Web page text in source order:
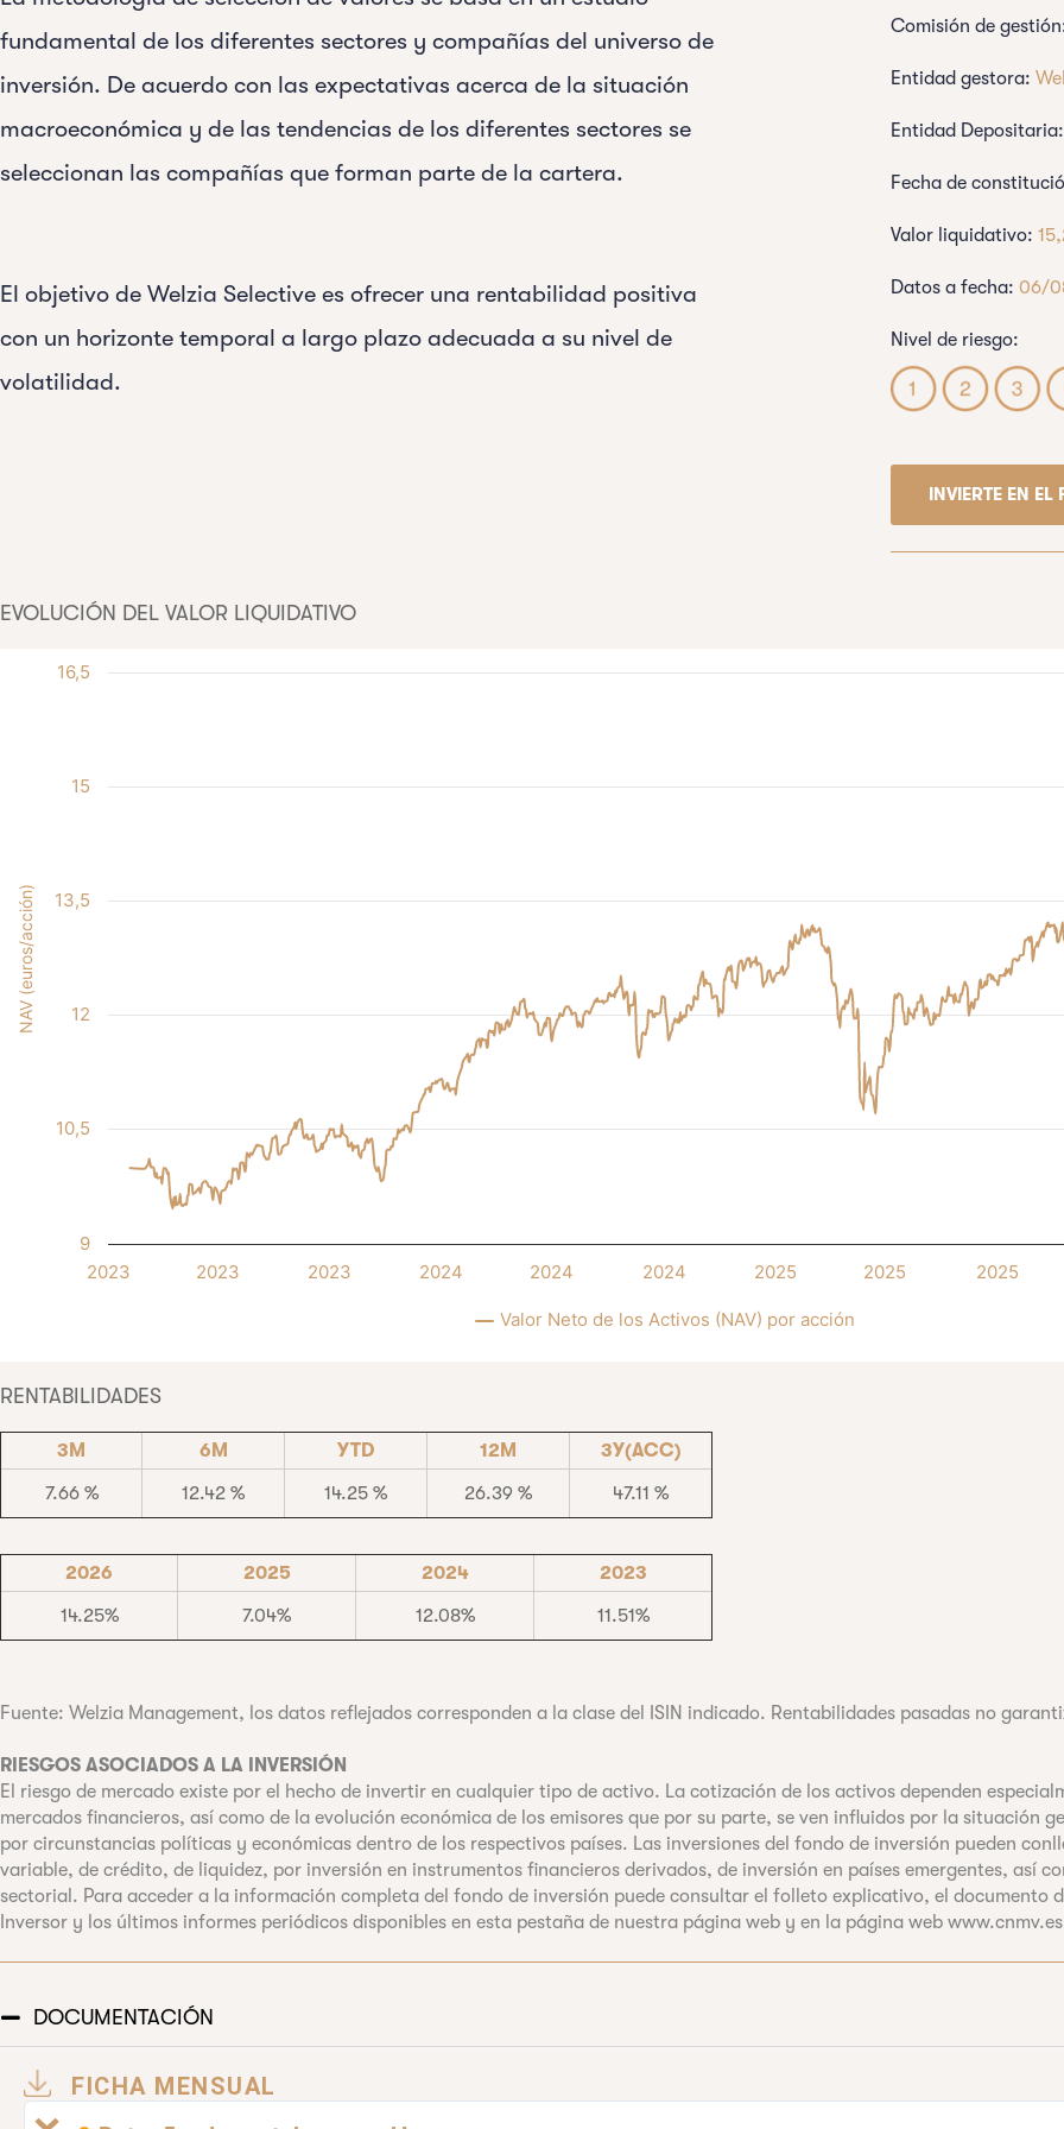
fundamental de los diferentes sectores y compañías del universo de
inversión. De acuerdo con las expectativas acerca de la situación
macroeconómica y de las tendencias de los diferentes sectores se
seleccionan las compañías que forman parte de la cartera.
El objetivo de Welzia Selective es ofrecer una rentabilidad positiva
con un horizonte temporal a largo plazo adecuada a su nivel de
volatilidad.
Comisión de
Entidad gestora:
Entidad
Fecha de
Valor liquidativo:
Datos a fecha:06/
Nivel de riesgo:
INVIERTE EN EL
EVOLUCIÓN DEL VALOR LIQUIDATIVO
NAV (euros/acción)
Valor Neto de los Activos (NAV) por acción
2023 2023 2023 2024 2024 2024 2025 2025 2025
9
10,5
12
13,5
15
16,5
RENTABILIDADES
3M 6M YTD 12M
3Y(ACC)
7.66 %
12.42 % 14.25 % 26.39 % 47.11 %
2026 2025 2024
2023
14.25%
7.04% 12.08% 11.51%
Fuente: Welzia Management, los datos reflejados corresponden a la clase del ISIN indicado. Rentabilidades pasadas no
RIESGOS ASOCIADOS A LA INVERSIÓN
El riesgo de mercado existe por el hecho de invertir en cualquier tipo de activo. La cotización de los activos dependen
mercados financieros, así como de la evolución económica de los emisores que por su parte, se ven influidos por la situación
por circunstancias políticas y económicas dentro de los respectivos países. Las inversiones del fondo de inversión pueden
variable, de crédito, de liquidez, por inversión en instrumentos financieros derivados, de inversión en países emergentes, así
sectorial. Para acceder a la información completa del fondo de inversión puede consultar el folleto explicativo, el documento
Inversor y los últimos informes periódicos disponibles en esta pestaña de nuestra página web y en la página web www.cnmv.es
DOCUMENTACIÓN
FICHA MENSUAL